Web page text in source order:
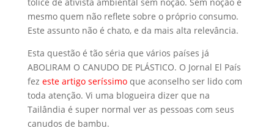
mesmo quem não reflete sobre o próprio consumo.
Este assunto não é chato, e da mais alta relevância.
Esta questão é tão séria que vários países já
ABOLIRAM O CANUDO DE PLÁSTICO. O Jornal El País
fez este artigo seríssimo que aconselho ser lido com
toda atenção. Vi uma blogueira dizer que na
Tailândia é super normal ver as pessoas com seus
canudos de bambu.